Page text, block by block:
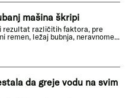
mašina škripi
rezultat različitih faktora, pre
remen, ležaj bubnja, neravnome...
da greje vodu na svim